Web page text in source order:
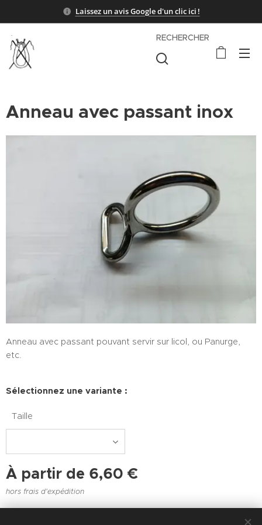
Laissez un avis Google d'un clic ici !
RECHERCHER
Anneau avec passant inox
Anneau avec passant pouvant servir sur licol, ou Panurge,
etc.
Sélectionnez une variante :
Taille
À partir de 6,60 €
hors frais d'expédition